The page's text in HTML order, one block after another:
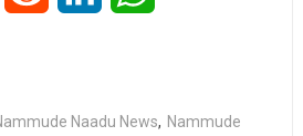
Naadu News, Nammude